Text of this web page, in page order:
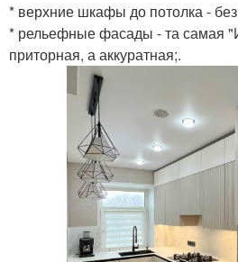
* верхние шкафы до потолка -
* рельефные фасады - та самая
приторная, а аккуратная;.